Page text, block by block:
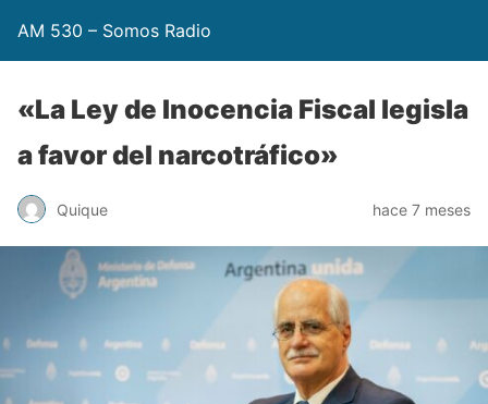
AM 530 – Somos Radio
«La Ley de Inocencia Fiscal legisla
a favor del narcotráfico»
Quique hace 7 meses